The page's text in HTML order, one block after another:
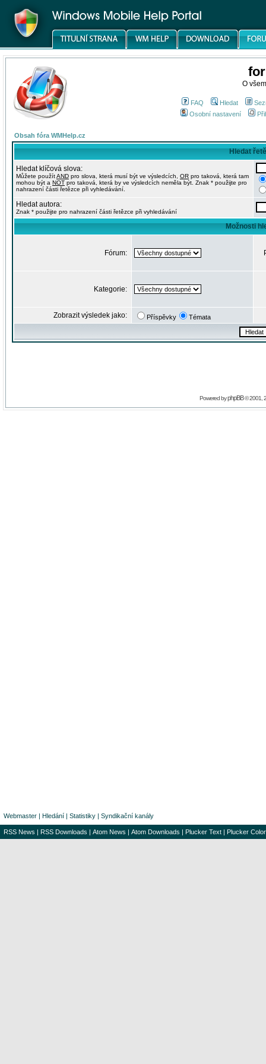
O
FAQ Hledat
Osobní nastavení
Obsah fóra WMHelp.cz
Hledat
Hledat klíčová slova:
Můžete použítAND pro slova, která musí být ve výsledcích, OR pro taková, která tam
mohou být a NOT pro taková, která by ve výsledcích neměla být. Znak * použijte pro
nahrazení části řetězce při vyhledávání.
Hledat autora:
Znak * použijte pro nahrazení části řetězce při vyhledávání
Možnosti
Fórum:
Kategorie:
Zobrazit výsledek jako: Příspěvky Témata
Powered byphpBB© 2001,
Webmaster | Hledání | Statistiky | Syndikační kanály
RSS News | RSS Downloads | Atom News | Atom Downloads | Plucker Text | Plucker Color